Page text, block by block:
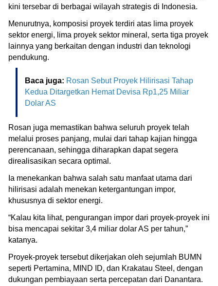
kini tersebar di berbagai wilayah strategis di Indonesia.
Menurutnya, komposisi proyek terdiri atas lima proyek
sektor energi, lima proyek sektor mineral, serta tiga proyek
lainnya yang berkaitan dengan industri dan teknologi
pendukung.
Baca juga: Rosan Sebut Proyek Hilirisasi Tahap
Kedua Ditargetkan Hemat Devisa Rp1,25 Miliar
Dolar AS
Rosan juga memastikan bahwa seluruh proyek telah
melalui proses panjang, mulai dari tahap kajian hingga
perencanaan, sehingga diharapkan dapat segera
direalisasikan secara optimal.
Ia menekankan bahwa salah satu manfaat utama dari
hilirisasi adalah menekan ketergantungan impor,
khususnya di sektor energi.
“Kalau kita lihat, pengurangan impor dari proyek-proyek ini
bisa mencapai sekitar 3,4 miliar dolar AS per tahun,”
katanya.
Proyek-proyek tersebut dikerjakan oleh sejumlah BUMN
seperti Pertamina, MIND ID, dan Krakatau Steel, dengan
dukungan pembiayaan serta percepatan dari Danantara.